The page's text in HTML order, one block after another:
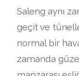
Saleng aynı
geçit ve
normal bir
zamanda